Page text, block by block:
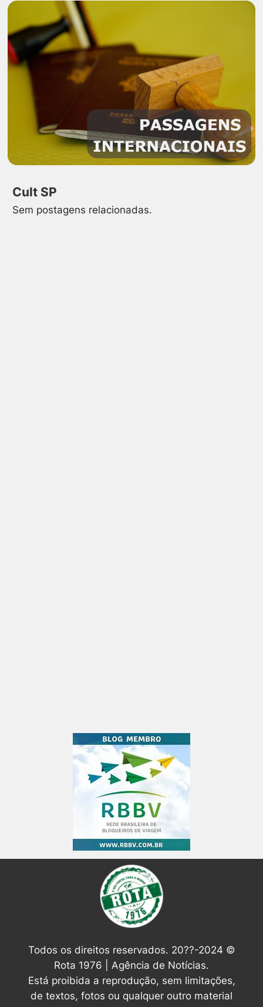
Cult SP
Sem postagens relacionadas.
Todos os direitos reservados. 20??-2024 ©
Rota 1976 | Agência de Notícias.
Está proibida a reprodução, sem limitações,
de textos, fotos ou qualquer outro material